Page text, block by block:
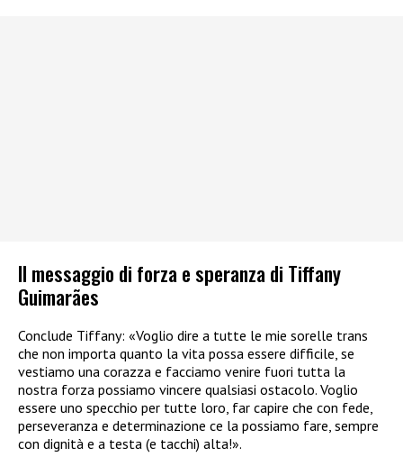
Il messaggio di forza e speranza di Tiffany
Guimarães
Conclude Tiffany: «Voglio dire a tutte le mie sorelle trans
che non importa quanto la vita possa essere difficile, se
vestiamo una corazza e facciamo venire fuori tutta la
nostra forza possiamo vincere qualsiasi ostacolo. Voglio
essere uno specchio per tutte loro, far capire che con fede,
perseveranza e determinazione ce la possiamo fare, sempre
con dignità e a testa (e tacchi) alta!».